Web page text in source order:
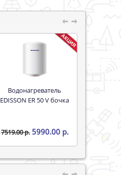
Водонагреватель
EDISSON ER 50 V бочка
7519.00 р. 5990.00 р.